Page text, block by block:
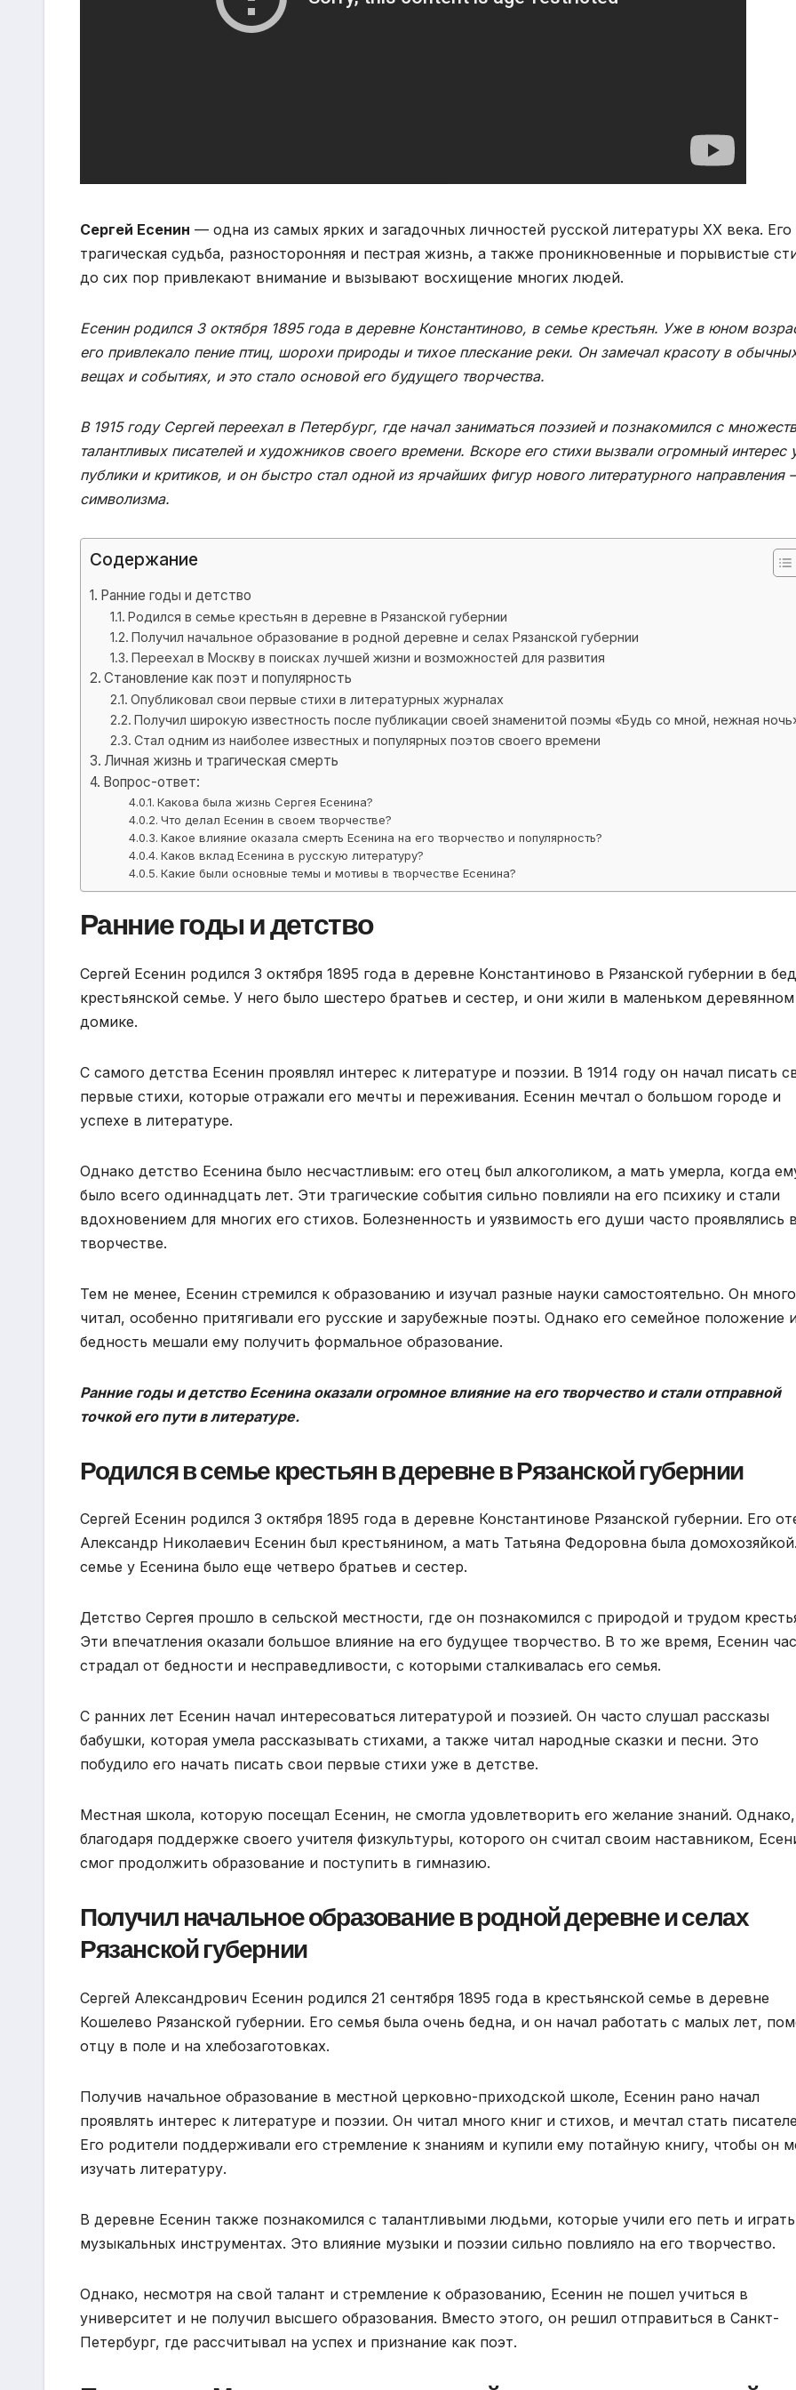
Сергей Есенин — одна из самых ярких и загадочных личностей русской литературы XX века. Его
трагическая судьба, разносторонняя и пестрая жизнь, а также проникновенные и порывистые
до сих пор привлекают внимание и вызывают восхищение многих людей.
Есенин родился 3 октября 1895 года в деревне Константиново, в семье крестьян. Уже в юном
его привлекало пение птиц, шорохи природы и тихое плескание реки. Он замечал красоту в
вещах и событиях, и это стало основой его будущего творчества.
В 1915 году Сергей переехал в Петербург, где начал заниматься поэзией и познакомился с
талантливых писателей и художников своего времени. Вскоре его стихи вызвали огромный интерес
публики и критиков, и он быстро стал одной из ярчайших фигур нового литературного направления
символизма.
Содержание
Ранние годы и детство
Родился в семье крестьян в деревне в Рязанской губернии
Получил начальное образование в родной деревне и селах Рязанской губернии
Переехал в Москву в поисках лучшей жизни и возможностей для развития
Становление как поэт и популярность
Опубликовал свои первые стихи в литературных журналах
Получил широкую известность после публикации своей знаменитой поэмы «Будь со мной, нежная
Стал одним из наиболее известных и популярных поэтов своего времени
Личная жизнь и трагическая смерть
Вопрос-ответ:
Какова была жизнь Сергея Есенина?
Что делал Есенин в своем творчестве?
Какое влияние оказала смерть Есенина на его творчество и популярность?
Каков вклад Есенина в русскую литературу?
Какие были основные темы и мотивы в творчестве Есенина?
Ранние годы и детство
Сергей Есенин родился 3 октября 1895 года в деревне Константиново в Рязанской губернии в
крестьянской семье. У него было шестеро братьев и сестер, и они жили в маленьком деревянном
домике.
С самого детства Есенин проявлял интерес к литературе и поэзии. В 1914 году он начал писать
первые стихи, которые отражали его мечты и переживания. Есенин мечтал о большом городе и
успехе в литературе.
Однако детство Есенина было несчастливым: его отец был алкоголиком, а мать умерла, когда
было всего одиннадцать лет. Эти трагические события сильно повлияли на его психику и стали
вдохновением для многих его стихов. Болезненность и уязвимость его души часто проявлялись
творчестве.
Тем не менее, Есенин стремился к образованию и изучал разные науки самостоятельно. Он много
читал, особенно притягивали его русские и зарубежные поэты. Однако его семейное положение
бедность мешали ему получить формальное образование.
Ранние годы и детство Есенина оказали огромное влияние на его творчество и стали отправной
точкой его пути в литературе.
Родился в семье крестьян в деревне в Рязанской губернии
Сергей Есенин родился 3 октября 1895 года в деревне Константинове Рязанской губернии. Его
Александр Николаевич Есенин был крестьянином, а мать Татьяна Федоровна была
семье у Есенина было еще четверо братьев и сестер.
Детство Сергея прошло в сельской местности, где он познакомился с природой и трудом
Эти впечатления оказали большое влияние на его будущее творчество. В то же время, Есенин
страдал от бедности и несправедливости, с которыми сталкивалась его семья.
С ранних лет Есенин начал интересоваться литературой и поэзией. Он часто слушал рассказы
бабушки, которая умела рассказывать стихами, а также читал народные сказки и песни. Это
побудило его начать писать свои первые стихи уже в детстве.
Местная школа, которую посещал Есенин, не смогла удовлетворить его желание знаний. Однако,
благодаря поддержке своего учителя физкультуры, которого он считал своим наставником,
смог продолжить образование и поступить в гимназию.
Получил начальное образование в родной деревне и селах
Рязанской губернии
Сергей Александрович Есенин родился 21 сентября 1895 года в крестьянской семье в деревне
Кошелево Рязанской губернии. Его семья была очень бедна, и он начал работать с малых лет,
отцу в поле и на хлебозаготовках.
Получив начальное образование в местной церковно-приходской школе, Есенин рано начал
проявлять интерес к литературе и поэзии. Он читал много книг и стихов, и мечтал стать
Его родители поддерживали его стремление к знаниям и купили ему потайную книгу, чтобы он
изучать литературу.
В деревне Есенин также познакомился с талантливыми людьми, которые учили его петь и
музыкальных инструментах. Это влияние музыки и поэзии сильно повлияло на его творчество.
Однако, несмотря на свой талант и стремление к образованию, Есенин не пошел учиться в
университет и не получил высшего образования. Вместо этого, он решил отправиться в Санкт-
Петербург, где рассчитывал на успех и признание как поэт.